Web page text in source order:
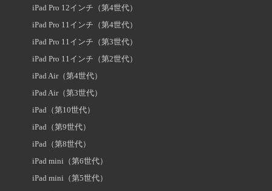
iPad Pro 12インチ（第4世代）
iPad Pro 11インチ（第4世代）
iPad Pro 11インチ（第3世代）
iPad Pro 11インチ（第2世代）
iPad Air（第4世代）
iPad Air（第3世代）
iPad（第10世代）
iPad（第9世代）
iPad（第8世代）
iPad mini（第6世代）
iPad mini（第5世代）